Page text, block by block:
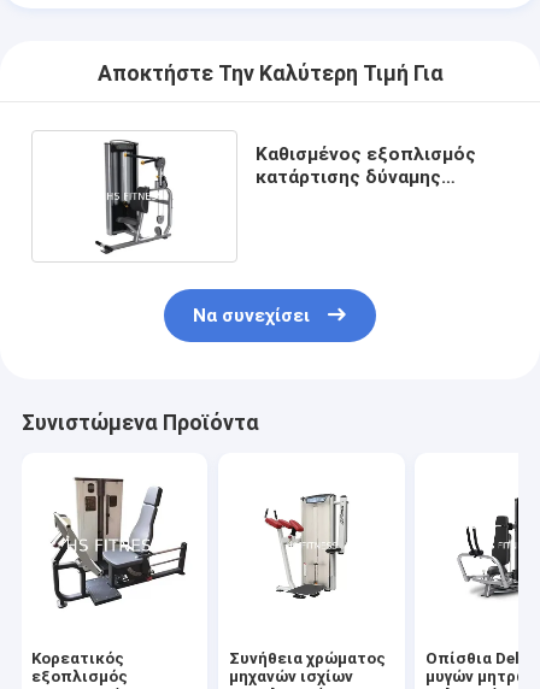
Αποκτήστε Την Καλύτερη Τιμή Για
Καθισμένος εξοπλισμός
κατάρτισης δύναμης
Να συνεχίσει
Συνιστώμενα Προϊόντα
Κορεατικός
εξοπλισμός
Συνήθεια χρώματος
μηχανών ισχίων
Οπίσθια Delt
μυγών μητρών